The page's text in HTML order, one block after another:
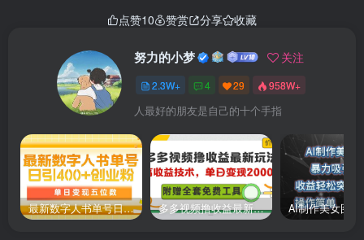
点赞10 赞赏 分享 收藏
努力的小梦 关注
2.3W+ 4 29 958W+
人最好的朋友是自己的十个手指
最新数字人书单号日400+创业粉，单日变现五位数，市面卖5980附软件和详… 多多视频撸收益最新玩法，高收益技术，单日变现2000+，附赠全套技术资料